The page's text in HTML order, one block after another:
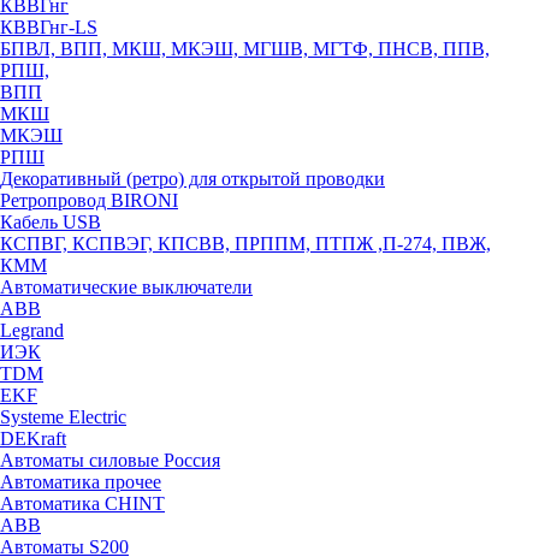
КВВГнг
КВВГнг-LS
БПВЛ, ВПП, МКШ, МКЭШ, МГШВ, МГТФ, ПНСВ, ППВ,
РПШ,
ВПП
МКШ
МКЭШ
РПШ
Декоративный (ретро) для открытой проводки
Ретропровод BIRONI
Кабель USB
КСПВГ, КСПВЭГ, КПСВВ, ПРППМ, ПТПЖ ,П-274, ПВЖ,
КММ
Автоматические выключатели
ABB
Legrand
ИЭК
TDM
EKF
Systeme Electric
DEKraft
Автоматы силовые Россия
Автоматика прочее
Автоматика CHINT
ABB
Автоматы S200